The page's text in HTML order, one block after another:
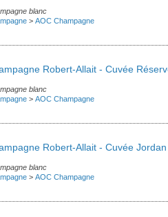
blanc
> AOC Champagne
Robert-Allait - Cuvée
blanc
> AOC Champagne
Robert-Allait - Cuvée
blanc
> AOC Champagne